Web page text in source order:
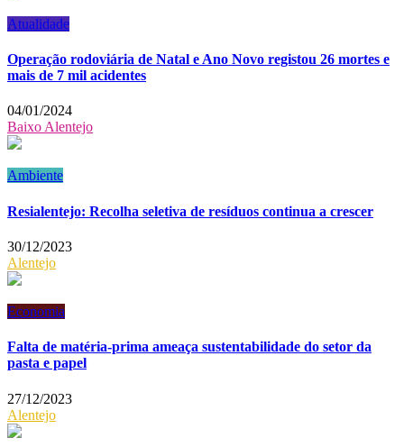
Atualidade
Operação rodoviária de Natal e Ano Novo registou 26 mortes e
mais de 7 mil acidentes
04/01/2024
Baixo Alentejo
Ambiente
Resialentejo: Recolha seletiva de resíduos continua a crescer
30/12/2023
Alentejo
Economia
Falta de matéria-prima ameaça sustentabilidade do setor da
pasta e papel
27/12/2023
Alentejo